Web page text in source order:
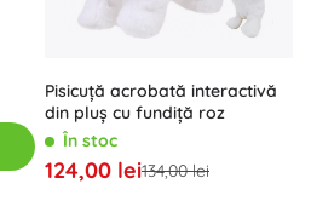
Pisicuță acrobată interactivă
din pluș cu fundiță roz
În stoc
124,00 lei134,00 lei